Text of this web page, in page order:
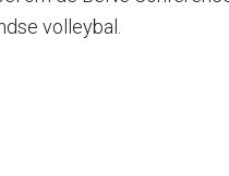
volleybal.